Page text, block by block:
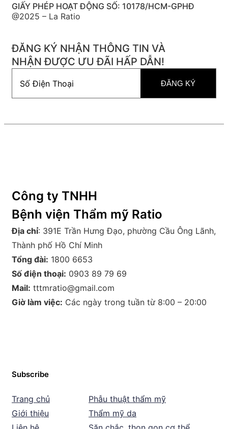
GIẤY PHÉP HOẠT ĐỘNG SỐ: 10178/HCM-GPHĐ
@2025 – La Ratio
ĐĂNG KÝ NHẬN THÔNG TIN VÀ
NHẬN ĐƯỢC ƯU ĐÃI HẤP DẪN!
Công ty TNHH
Bệnh viện Thẩm mỹ Ratio
Địa chỉ: 391E Trần Hưng Đạo, phường Cầu Ông Lãnh,
Thành phố Hồ Chí Minh
Tổng đài: 1800 6653
Số điện thoại: 0903 89 79 69
Mail: tttmratio@gmail.com
Giờ làm việc: Các ngày trong tuần từ 8:00 – 20:00
Subscribe
Trang chủ
Giới thiệu
Phẫu thuật thẩm mỹ
Thẩm mỹ da